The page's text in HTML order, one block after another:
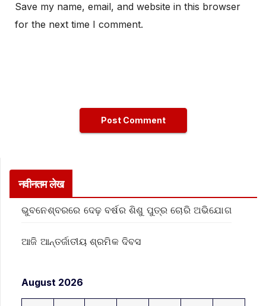
Save my name, email, and website in this browser
for the next time I comment.
नवीनतम लेख
ଭୁବନେଶ୍ବରରେ ଦେଢ଼ ବର୍ଷର ଶିଶୁ ପୁତ୍ର ଚୋରି ଅଭିଯୋଗ
ଆଜି ଆନ୍ତର୍ଜାତୀୟ ଶ୍ରମିକ ଦିବସ
August 2026